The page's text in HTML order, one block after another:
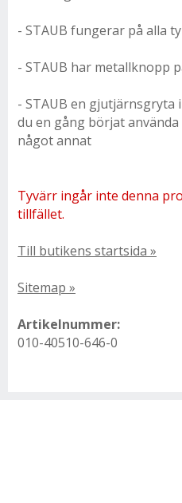
- STAUB fungerar på alla
- STAUB har metallknopp
- STAUB en gjutjärnsgryta
du en gång börjat använda
något annat
Tyvärr ingår inte denna
tillfället.
Till butikens startsida »
Sitemap »
Artikelnummer:
010-40510-646-0